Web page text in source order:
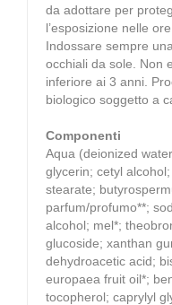
da adottare per
l’esposizione nelle
Indossare sempre
occhiali da sole. Non
inferiore ai 3 anni.
biologico soggetto a
Componenti
Aqua (deionized
glycerin; cetyl
stearate;
parfum/profumo**;
alcohol; mel*;
glucoside; xanthan
dehydroacetic acid;
europaea fruit oil*;
tocopherol; caprylyl